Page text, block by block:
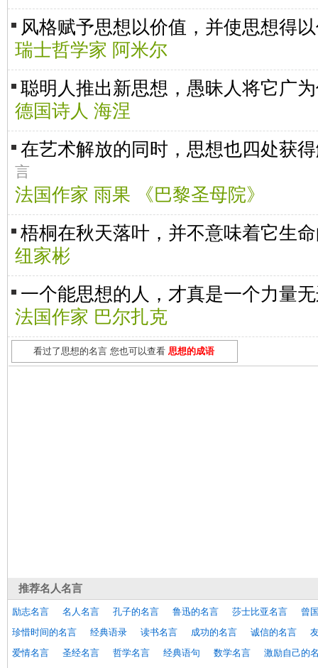
风格赋予思想以价值，并使思想得
瑞士哲学家 阿米尔
聪明人推出新思想，愚昧人将它广
德国诗人 海涅
在艺术解放的同时，思想也四处获
言
法国作家 雨果 《巴黎圣母院》
梧桐在秋天落叶，并不意味着它生
纽家彬
一个能思想的人，才真是一个力量
法国作家 巴尔扎克
看过了思想的名言 您也可以查看思想的成语
推荐名人名言
励志名言 名人名言 孔子的名言 鲁迅的名言 莎士比亚名言
曾
珍惜时间的名言
经典语录 读书名言 成功的名言 诚信的名言
爱情名言
圣经名言 哲学名言 经典语句 数学名言
激励自己的